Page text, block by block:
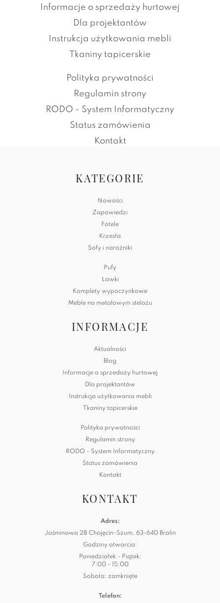
Informacje o sprzedaży hurtowej
Dla projektantów
Instrukcja użytkowania mebli
Tkaniny tapicerskie
Polityka prywatności
Regulamin strony
RODO - System Informatyczny
Status zamówienia
Kontakt
KATEGORIE
Nowości
Zapowiedzi
Fotele
Krzesła
Sofy i narożniki
Pufy
Ławki
Komplety wypoczynkowe
Meble na metalowym stelażu
INFORMACJE
Aktualności
Blog
Informacje o sprzedaży hurtowej
Dla projektantów
Instrukcja użytkowania mebli
Tkaniny tapicerskie
Polityka prywatności
Regulamin strony
RODO - System Informatyczny
Status zamówienia
Kontakt
KONTAKT
Adres:
Jaśminowa 28 Chojęcin-Szum, 63-640 Bralin
Godziny otwarcia:
Poniedziałek - Piątek:
7:00 - 15:00
Sobota: zamknięte
Telefon: